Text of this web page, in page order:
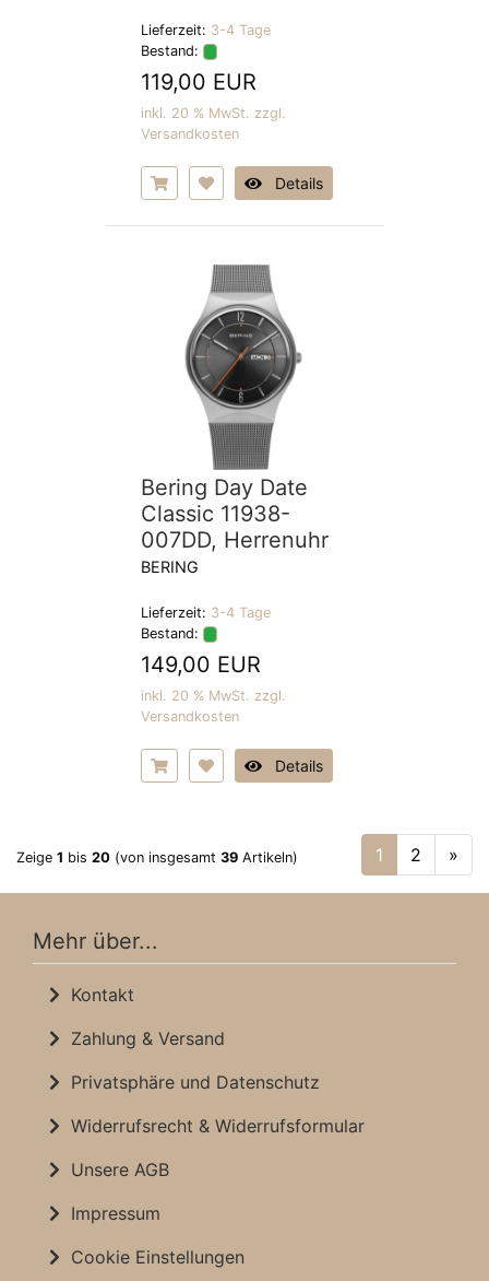
Lieferzeit: 3-4 Tage
Bestand:
119,00 EUR
inkl. 20 % MwSt. zzgl.
Versandkosten
Details
Bering Day Date
Classic 11938-
007DD, Herrenuhr
BERING
Lieferzeit: 3-4 Tage
Bestand:
149,00 EUR
inkl. 20 % MwSt. zzgl.
Versandkosten
Details
Zeige 1 bis 20 (von insgesamt 39 Artikeln) 1 2 »
Mehr über...
Kontakt
Zahlung & Versand
Privatsphäre und Datenschutz
Widerrufsrecht & Widerrufsformular
Unsere AGB
Impressum
Cookie Einstellungen